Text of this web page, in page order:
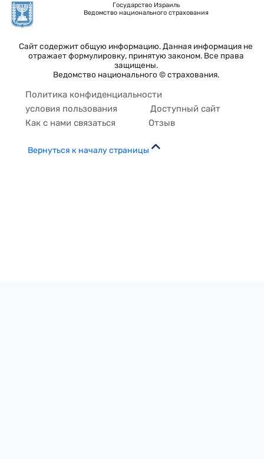
Государство Израиль
Ведомство национального страхования
Сайт содержит общую информацию. Данная информация не
отражает формулировку, принятую законом. Все права
защищены.
Ведомство национального © страхования.
Политика конфиденциальности
условия пользования
Доступный сайт
Как с нами связаться
Отзыв
Вернуться к началу страницы